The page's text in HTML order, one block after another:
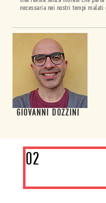
necessaria nei nostri tempi malati
GIOVANNI DOZZINI
02